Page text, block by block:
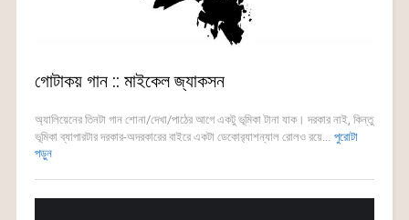
গোটাকয় গান :: মাইকেল জ্যাকসন
অ্যালিয়েনের তিনটা গান শোনা/দেখা/পাঠের আগে একটু ভূমিকা টানা যাক। দরকার নাই, কিন্তু
ভূমিকা ব্যাপারটার দরকার-অদরকারের বাইরে একটা ডেকোর‍্যাশন্যাল রোলও রয়ে... পুরোটা
পড়ুন